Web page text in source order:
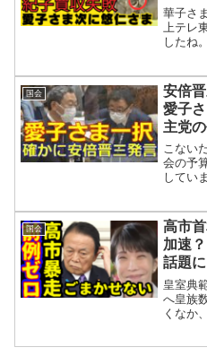
で出
も大
華子さ
上テレ
したね
皇陛下
車場か
国会
安倍
愛子
主党
神国会
こない
会の予
してい
系天皇
関係な
国会
高市
加速
話題
発言
び注目
皇室典
へ皇族
くなか